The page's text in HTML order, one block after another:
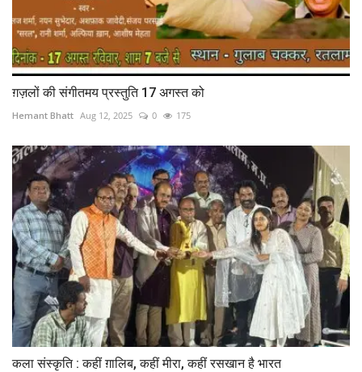
ग़ज़लों की संगीतमय प्रस्तुति 17 अगस्त को
Hemant Bhatt Aug 12, 2025 0 175
कला संस्कृति : कहीं ग़ालिब, कहीं मीरा, कहीं रसखान है भारत